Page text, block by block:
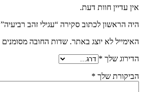
אין עדיין חוות דעת.
היה הראשון לכתוב סקירה “עגילי זהב רביעיה”
האימייל לא יוצג באתר. שדות החובה מסומנים
הדירוג שלך *
הביקורת שלך *